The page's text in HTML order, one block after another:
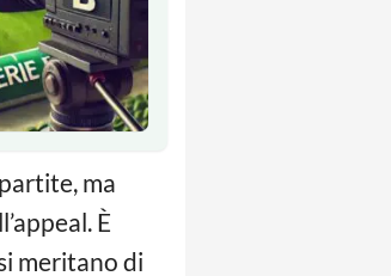
ma
È
meritano di